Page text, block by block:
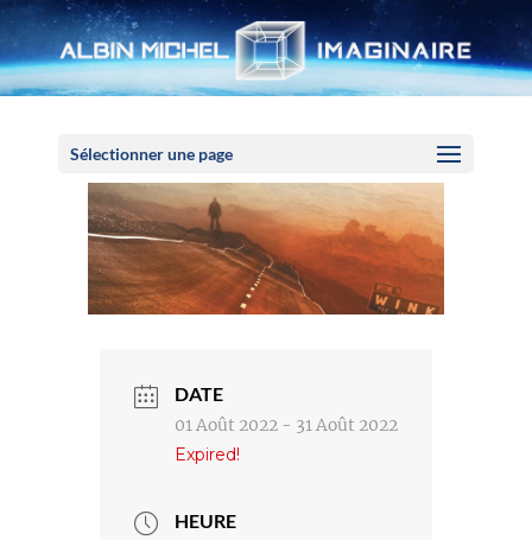
Sélectionner une page
DATE
01 Août 2022 - 31 Août 2022
Expired!
HEURE
Panneau de gestion des cookies